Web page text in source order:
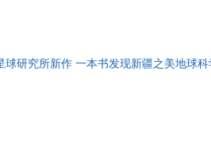
它是古海洋闭合造就的地质史诗，是冰
未来 这本书以 新疆是
研究所新作 一本书发现新疆之美地球